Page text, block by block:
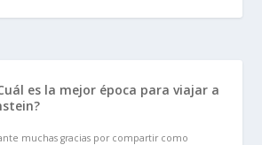
es la mejor época para viajar a
muchas gracias por compartir como